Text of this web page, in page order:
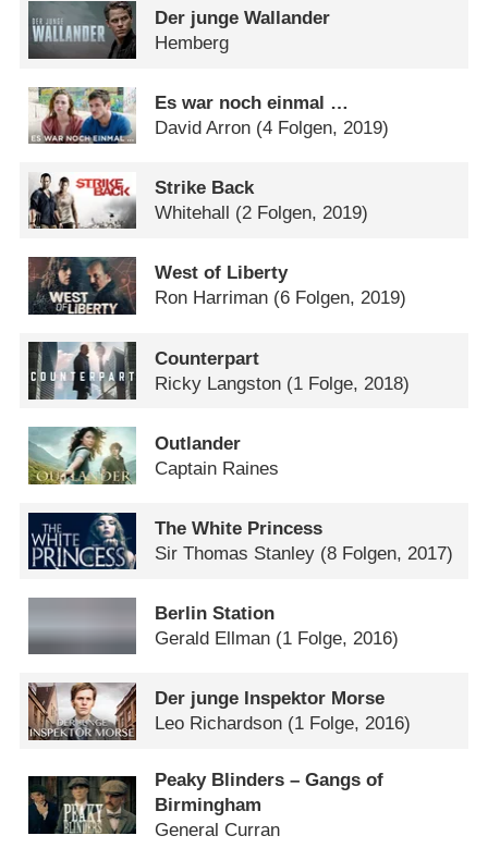
Der junge Wallander
Hemberg
Es war noch einmal …
David Arron (4 Folgen, 2019)
Strike Back
Whitehall (2 Folgen, 2019)
West of Liberty
Ron Harriman (6 Folgen, 2019)
Counterpart
Ricky Langston (1 Folge, 2018)
Outlander
Captain Raines
The White Princess
Sir Thomas Stanley (8 Folgen, 2017)
Berlin Station
Gerald Ellman (1 Folge, 2016)
Der junge Inspektor Morse
Leo Richardson (1 Folge, 2016)
Peaky Blinders – Gangs of
Birmingham
General Curran